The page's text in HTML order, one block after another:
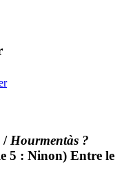
/ Hourmentàs ?
5 : Ninon) Entre le